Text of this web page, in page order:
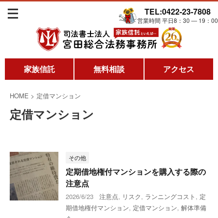
TEL:0422-23-7808
営業時間 平日8：30 ― 19：00
家族信託 無料相談 アクセス
HOME > 定借マンション
定借マンション
その他
定期借地権付マンションを購入する際の
注意点
2026/6/23 注意点, リスク, ランニングコスト , 定
期借地権付マンション, 定借マンション, 解体準備